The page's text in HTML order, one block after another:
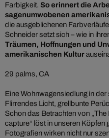
Farbigkeit. So erinnert die
sagenumwobenen
die ausgeblichenen
Schneider setzt sich – wie in
Träumen, Hoffnungen und
amerikanischen Kultur
29 palms, CA
Eine Wohnwagensiedlung in
Flirrendes Licht, grellbunte
Schon das Betrachten von
capture“ löst in unseren Köpfen
Fotografien wirken nicht nur